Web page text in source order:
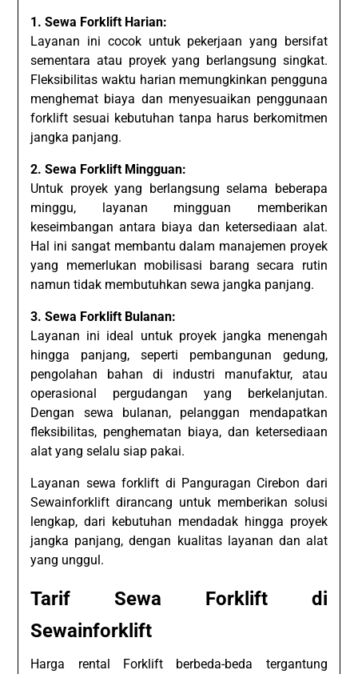
1. Sewa Forklift Harian:
Layanan ini cocok untuk pekerjaan yang bersifat
sementara atau proyek yang berlangsung singkat.
Fleksibilitas waktu harian memungkinkan pengguna
menghemat biaya dan menyesuaikan penggunaan
forklift sesuai kebutuhan tanpa harus berkomitmen
jangka panjang.
2. Sewa Forklift Mingguan:
Untuk proyek yang berlangsung selama beberapa
minggu, layanan mingguan memberikan
keseimbangan antara biaya dan ketersediaan alat.
Hal ini sangat membantu dalam manajemen proyek
yang memerlukan mobilisasi barang secara rutin
namun tidak membutuhkan sewa jangka panjang.
3. Sewa Forklift Bulanan:
Layanan ini ideal untuk proyek jangka menengah
hingga panjang, seperti pembangunan gedung,
pengolahan bahan di industri manufaktur, atau
operasional pergudangan yang berkelanjutan.
Dengan sewa bulanan, pelanggan mendapatkan
fleksibilitas, penghematan biaya, dan ketersediaan
alat yang selalu siap pakai.
Layanan sewa forklift di Panguragan Cirebon dari
Sewainforklift dirancang untuk memberikan solusi
lengkap, dari kebutuhan mendadak hingga proyek
jangka panjang, dengan kualitas layanan dan alat
yang unggul.
Tarif Sewa Forklift di
Sewainforklift
Harga rental Forklift berbeda-beda tergantung